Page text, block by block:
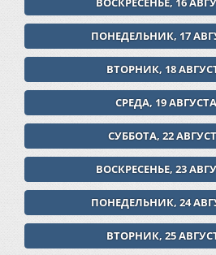
ПОНЕДЕЛЬНИК, 17
ВТОРНИК, 18
СРЕДА, 19
СУББОТА, 22
ВОСКРЕСЕНЬЕ, 23
ПОНЕДЕЛЬНИК, 24
ВТОРНИК, 25